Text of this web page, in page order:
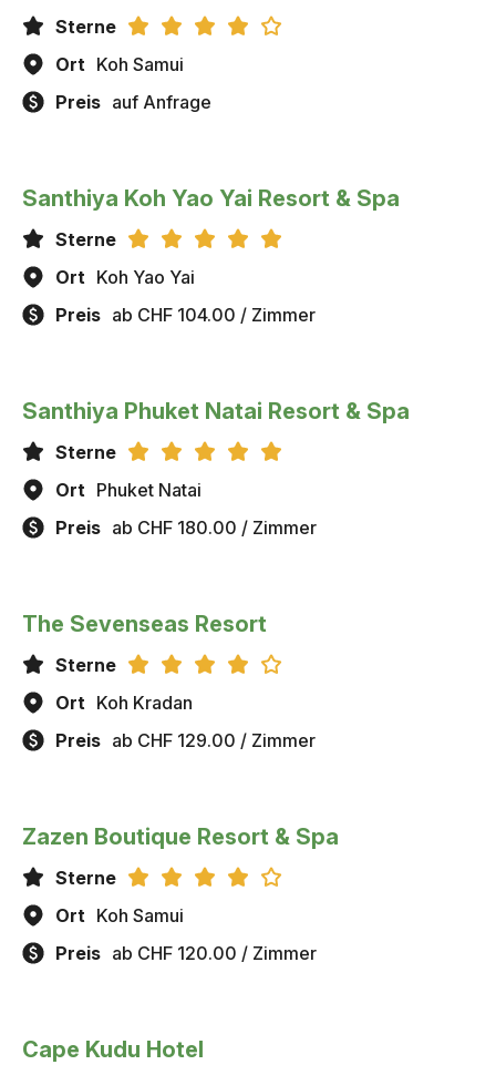
Sterne
Ort Koh Samui
Preis auf Anfrage
Santhiya Koh Yao Yai Resort & Spa
Sterne
Ort Koh Yao Yai
Preis ab CHF 104.00 / Zimmer
Santhiya Phuket Natai Resort & Spa
Sterne
Ort Phuket Natai
Preis ab CHF 180.00 / Zimmer
The Sevenseas Resort
Sterne
Ort Koh Kradan
Preis ab CHF 129.00 / Zimmer
Zazen Boutique Resort & Spa
Sterne
Ort Koh Samui
Preis ab CHF 120.00 / Zimmer
Cape Kudu Hotel